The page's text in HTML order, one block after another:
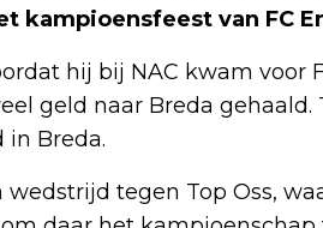
kampioensfeest van FC
hij bij NAC kwam voor
geld naar Breda
Breda.
wedstrijd tegen Top Oss,